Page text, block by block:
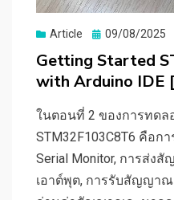
Article
Posted
09/08/2025
Getting Started
with Arduino IDE
ในตอนที่ 2 ของการทดล
STM32F103C8T6 คือก
Serial Monitor, การส่ง
เอาต์พุต, การรับสัญญา